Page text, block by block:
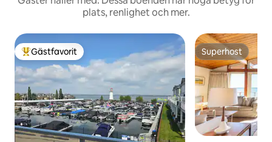
plats, renlighet och mer.
Populär gästfavorit
Gästfavorit Superhost
Superhost